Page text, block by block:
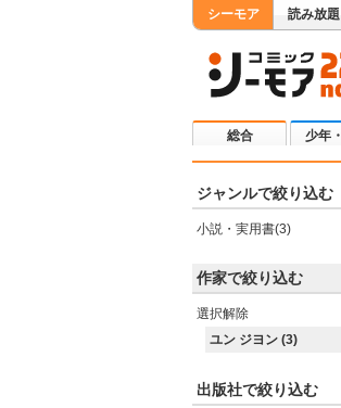
シーモア 読み放題
総合 少年
ジャンルで絞り込む
小説・実用書(3)
作家で絞り込む
選択解除
ユン ジヨン (3)
出版社で絞り込む